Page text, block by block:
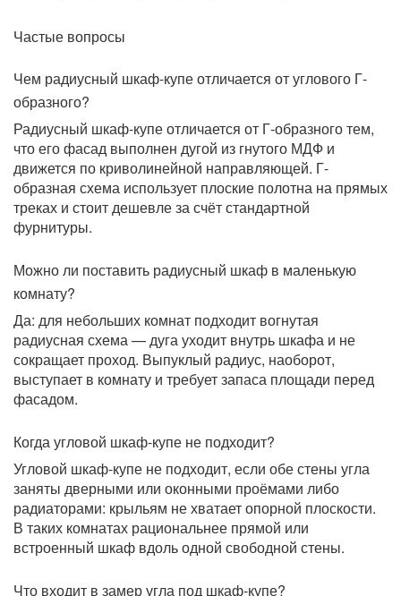
Частые вопросы
Чем радиусный шкаф-купе отличается от углового Г-
образного?
Радиусный шкаф-купе отличается от Г-образного тем,
что его фасад выполнен дугой из гнутого МДФ и
движется по криволинейной направляющей. Г-
образная схема использует плоские полотна на прямых
треках и стоит дешевле за счёт стандартной
фурнитуры.
Можно ли поставить радиусный шкаф в маленькую
комнату?
Да: для небольших комнат подходит вогнутая
радиусная схема — дуга уходит внутрь шкафа и не
сокращает проход. Выпуклый радиус, наоборот,
выступает в комнату и требует запаса площади перед
фасадом.
Когда угловой шкаф-купе не подходит?
Угловой шкаф-купе не подходит, если обе стены угла
заняты дверными или оконными проёмами либо
радиаторами: крыльям не хватает опорной плоскости.
В таких комнатах рациональнее прямой или
встроенный шкаф вдоль одной свободной стены.
Что входит в замер угла под шкаф-купе?